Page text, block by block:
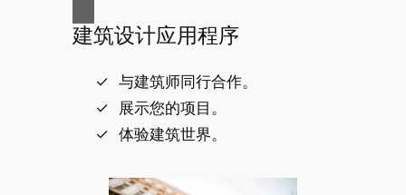
建筑设计应用程序
与建筑师同行合作。
展示您的项目。
体验建筑世界。